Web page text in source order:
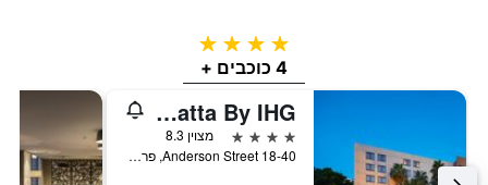
4 כוכבים
4 כוכבים +
Holiday Inn Parramatta By IHG
4 כוכבים
מצוין 8.3
18-40 Anderson Street, פרמאטה, NSW, אוסטרליה